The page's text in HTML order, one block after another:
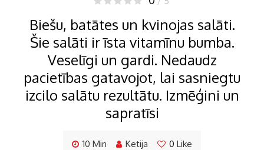
Biešu, batātes un kvinojas salāti.
Šie salāti ir īsta vitamīnu bumba.
Veselīgi un gardi. Nedaudz
pacietības gatavojot, lai sasniegtu
izcilo salātu rezultātu. Izmēģini un
sapratīsi
10 Min Ketija 0 Like